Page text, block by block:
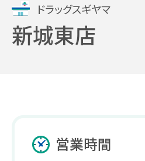
店舗検索
処方せん受付
ごあいさつ
新卒採用サイト
（薬剤師職・総合職）
スギヤマカード
ドラッグスギヤマ
新城東店
営業時間